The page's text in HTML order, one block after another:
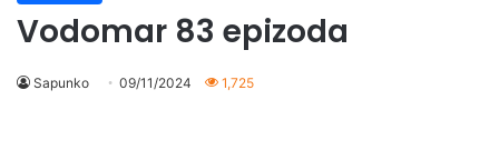
Vodomar 83 epizoda
Sapunko 09/11/2024 1,725